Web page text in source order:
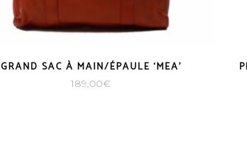
GRAND SAC À MAIN/ÉPAULE ‘MEA’
189,00€